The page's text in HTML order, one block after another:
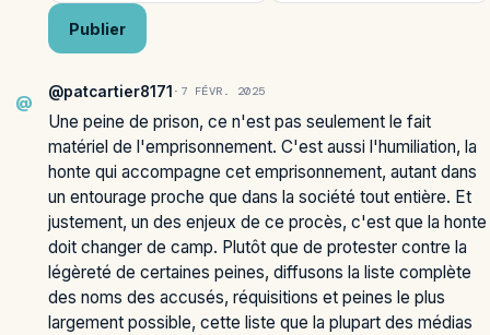
Publier
@
@patcartier8171 · 7 FÉVR. 2025
Une peine de prison, ce n'est pas seulement le fait
matériel de l'emprisonnement. C'est aussi l'humiliation, la
honte qui accompagne cet emprisonnement, autant dans
un entourage proche que dans la société tout entière. Et
justement, un des enjeux de ce procès, c'est que la honte
doit changer de camp. Plutôt que de protester contre la
légèreté de certaines peines, diffusons la liste complète
des noms des accusés, réquisitions et peines le plus
largement possible, cette liste que la plupart des médias